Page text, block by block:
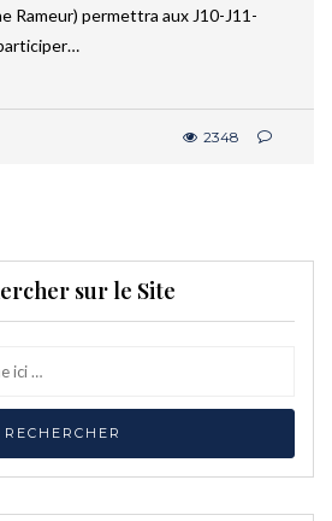
Rameur) permettra aux J10-J11-
2348
sur le Site